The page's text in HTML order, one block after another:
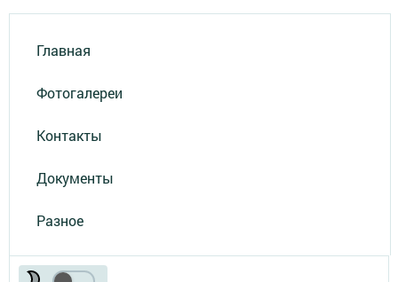
Главная
Фотогалереи
Контакты
Документы
Разное